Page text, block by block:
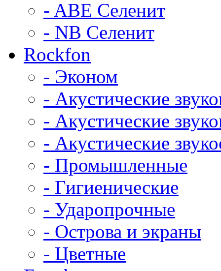
- ABE Селенит
- NB Селенит
Rockfon
- Эконом
- Акустические
- Акустические
- Акустические
- Промышленные
- Гигиенические
- Ударопрочные
- Острова и экраны
- Цветные